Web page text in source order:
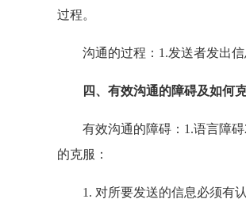
过程。
沟通的过程：1.发送者发出信
四、有效沟通的障碍及如何
有效沟通的障碍：1.语言障碍
的克服：
1. 对所要发送的信息必须有